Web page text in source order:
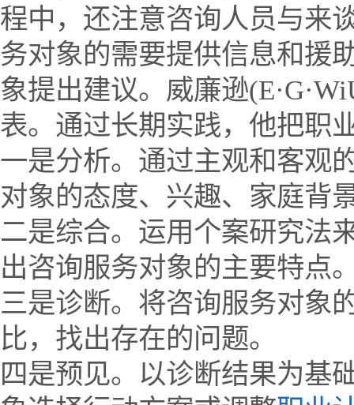
程中，还注意咨询人员与来
务对象的需要提供信息和援
象提出建议。威廉逊
表。通过长期实践，他把职
一是分析。通过主观和客观
对象的态度、兴趣、家庭背
二是综合。运用个案研究法
出咨询服务对象的主要特点
三是诊断。将咨询服务对象
比，找出存在的问题。
四是预见。以诊断结果为基